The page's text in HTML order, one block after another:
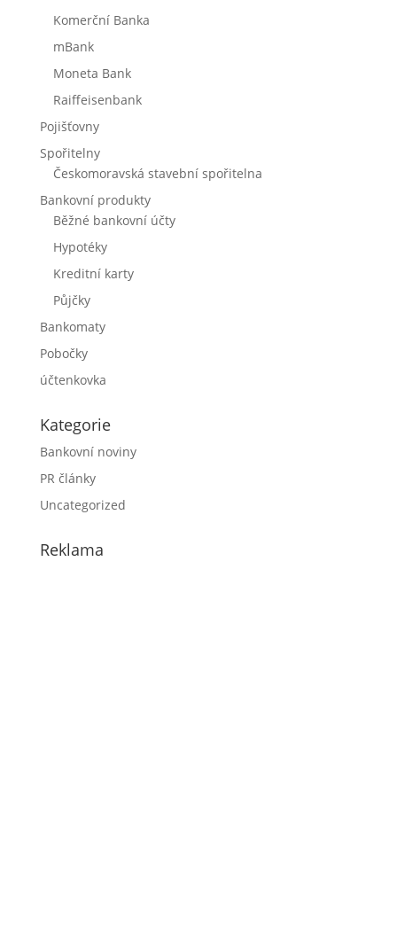
Komerční Banka
mBank
Moneta Bank
Raiffeisenbank
Pojišťovny
Spořitelny
Českomoravská stavební spořitelna
Bankovní produkty
Běžné bankovní účty
Hypotéky
Kreditní karty
Půjčky
Bankomaty
Pobočky
účtenkovka
Kategorie
Bankovní noviny
PR články
Uncategorized
Reklama